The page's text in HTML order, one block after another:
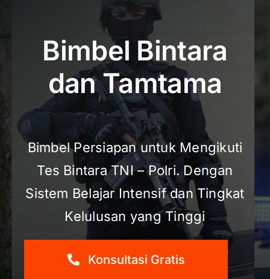
Bimbel Bintara
dan Tamtama
Bimbel Persiapan untuk Mengikuti
Tes Bintara TNI – Polri. Dengan
Sistem Belajar Intensif dan Tingkat
Kelulusan yang Tinggi
Konsultasi Gratis